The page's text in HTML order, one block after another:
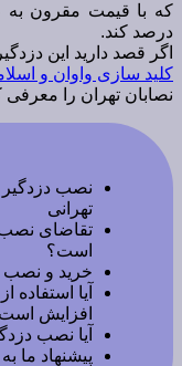
درصد کند.
اگر قصد دارید این
کلید سازی واوان و
نصابان تهران را معرفی
نصب دزدگیر
تهرانی
تقاضای نصب
است؟
خرید و نصب
آیا
افزایش
آیا نصب
پیشنهاد ما